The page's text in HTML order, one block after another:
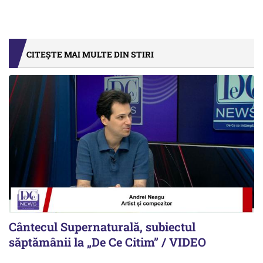
CITEȘTE MAI MULTE DIN STIRI
Cântecul Supernaturală, subiectul
săptămânii la „De Ce Citim” / VIDEO